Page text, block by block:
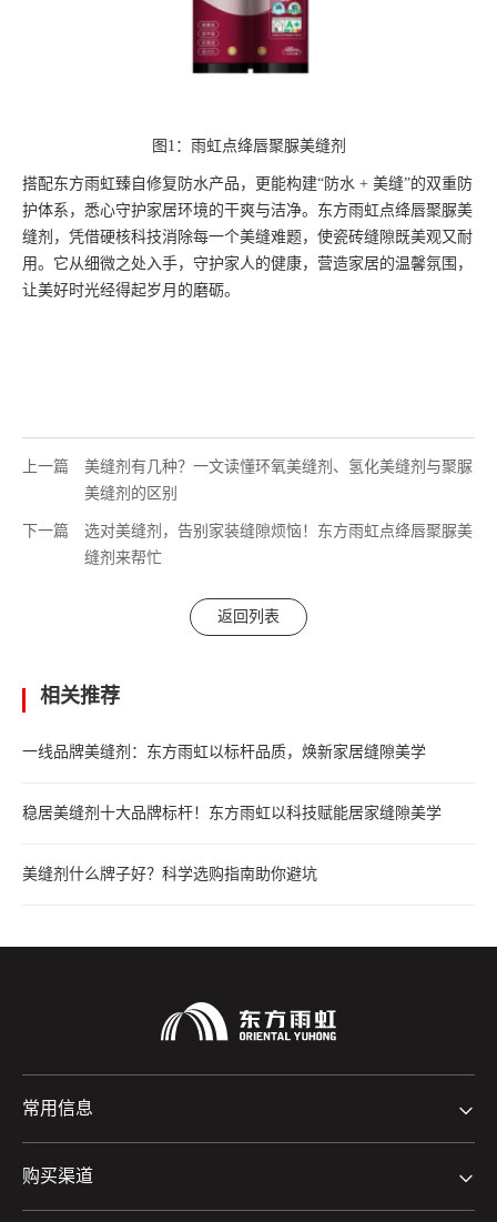
图1：雨虹点绛唇聚脲美缝剂
搭配东方雨虹臻自修复防水产品，更能构建“防水 + 美缝”的双重防
护体系，悉心守护家居环境的干爽与洁净。东方雨虹点绛唇聚脲美
缝剂，凭借硬核科技消除每一个美缝难题，使瓷砖缝隙既美观又耐
用。它从细微之处入手，守护家人的健康，营造家居的温馨氛围，
让美好时光经得起岁月的磨砺。
上一篇
美缝剂有几种？一文读懂环氧美缝剂、氢化美缝剂与聚脲
美缝剂的区别
下一篇
选对美缝剂，告别家装缝隙烦恼！东方雨虹点绛唇聚脲美
缝剂来帮忙
返回列表
相关推荐
一线品牌美缝剂：东方雨虹以标杆品质，焕新家居缝隙美学
稳居美缝剂十大品牌标杆！东方雨虹以科技赋能居家缝隙美学
美缝剂什么牌子好？科学选购指南助你避坑
常用信息
购买渠道